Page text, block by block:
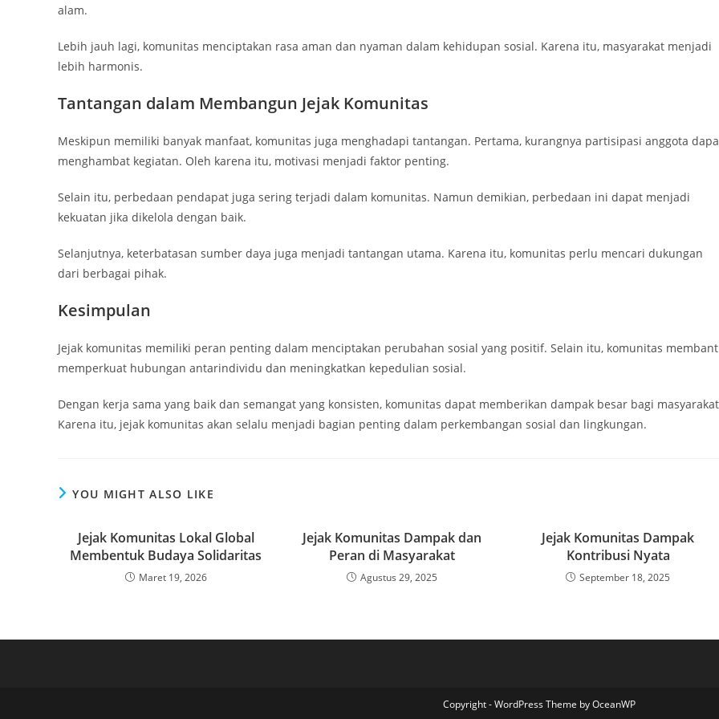
alam.
Lebih jauh lagi, komunitas menciptakan rasa aman dan nyaman dalam kehidupan sosial. Karena itu, masyarakat menjadi
lebih harmonis.
Tantangan dalam Membangun Jejak Komunitas
Meskipun memiliki banyak manfaat, komunitas juga menghadapi tantangan. Pertama, kurangnya partisipasi anggota
menghambat kegiatan. Oleh karena itu, motivasi menjadi faktor penting.
Selain itu, perbedaan pendapat juga sering terjadi dalam komunitas. Namun demikian, perbedaan ini dapat menjadi
kekuatan jika dikelola dengan baik.
Selanjutnya, keterbatasan sumber daya juga menjadi tantangan utama. Karena itu, komunitas perlu mencari dukungan
dari berbagai pihak.
Kesimpulan
Jejak komunitas memiliki peran penting dalam menciptakan perubahan sosial yang positif. Selain itu, komunitas
memperkuat hubungan antarindividu dan meningkatkan kepedulian sosial.
Dengan kerja sama yang baik dan semangat yang konsisten, komunitas dapat memberikan dampak besar bagi
Karena itu, jejak komunitas akan selalu menjadi bagian penting dalam perkembangan sosial dan lingkungan.
YOU MIGHT ALSO LIKE
Jejak Komunitas Lokal Global
Membentuk Budaya Solidaritas
Maret 19, 2026
Jejak Komunitas Dampak dan
Peran di Masyarakat
Agustus 29, 2025
Jejak Komunitas Dampak
Kontribusi Nyata
September 18, 2025
Copyright - WordPress Theme by OceanWP